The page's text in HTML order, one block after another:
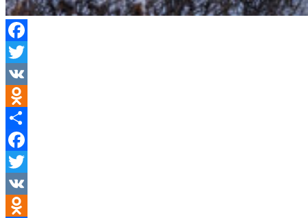
Facebook
Twitter
VK
Odnoklassniki
Compartir
Facebook
Twitter
VK